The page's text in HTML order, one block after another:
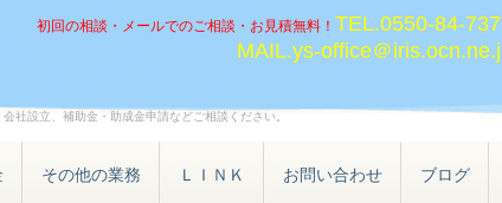
社設立、補助金・助成金申請などご相談ください。
初回の相談・メールでのご相談・お見積無料！ TEL.0550-84-
MAIL.ys-office＠
その他の業務 ＬＩＮＫ お問い合わせ ブログ